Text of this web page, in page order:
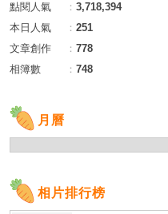
點閱人氣
： 3,718,394
本日人氣
： 251
文章創作
： 778
相簿數
： 748
月曆
相片排行榜